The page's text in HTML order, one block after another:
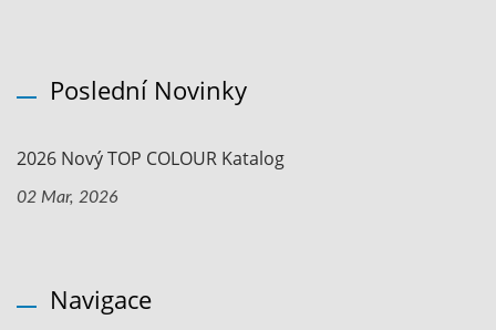
Poslední Novinky
2026 Nový TOP COLOUR Katalog
02 Mar, 2026
Navigace